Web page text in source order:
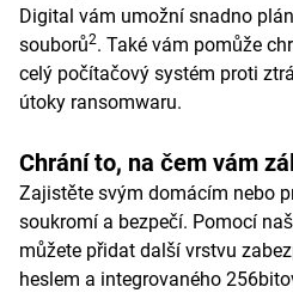
Digital vám umožní snadno
souborů2. Také vám pomůže
celý počítačový systém proti
útoky ransomwaru.
Chrání to, na čem vám
Zajistěte svým domácím nebo
soukromí a bezpečí. Pomocí
můžete přidat další vrstvu
heslem a integrovaného